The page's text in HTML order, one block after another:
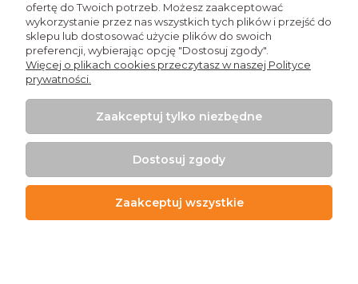
Wiedza
Zakupy
Moje konto
+48 509 926 426
ofertę do Twoich potrzeb. Możesz zaakceptować
wykorzystanie przez nas wszystkich tych plików i przejść do
sklepu lub dostosować użycie plików do swoich
preferencji, wybierając opcję "Dostosuj zgody".
Więcej o plikach cookies przeczytasz w naszej Polityce
prywatności.
Zaakceptuj tylko niezbędne
Dostosuj zgody
Zaakceptuj wszystkie